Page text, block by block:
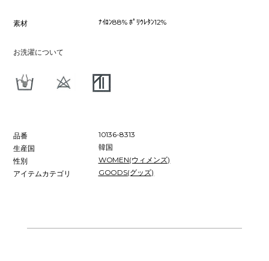
素材 ﾅｲﾛﾝ88% ﾎﾟﾘｳﾚﾀﾝ12%
お洗濯について
品番
10136-8313
生産国
韓国
性別
WOMEN(ウィメンズ)
アイテムカテゴリ
GOODS(グッズ)